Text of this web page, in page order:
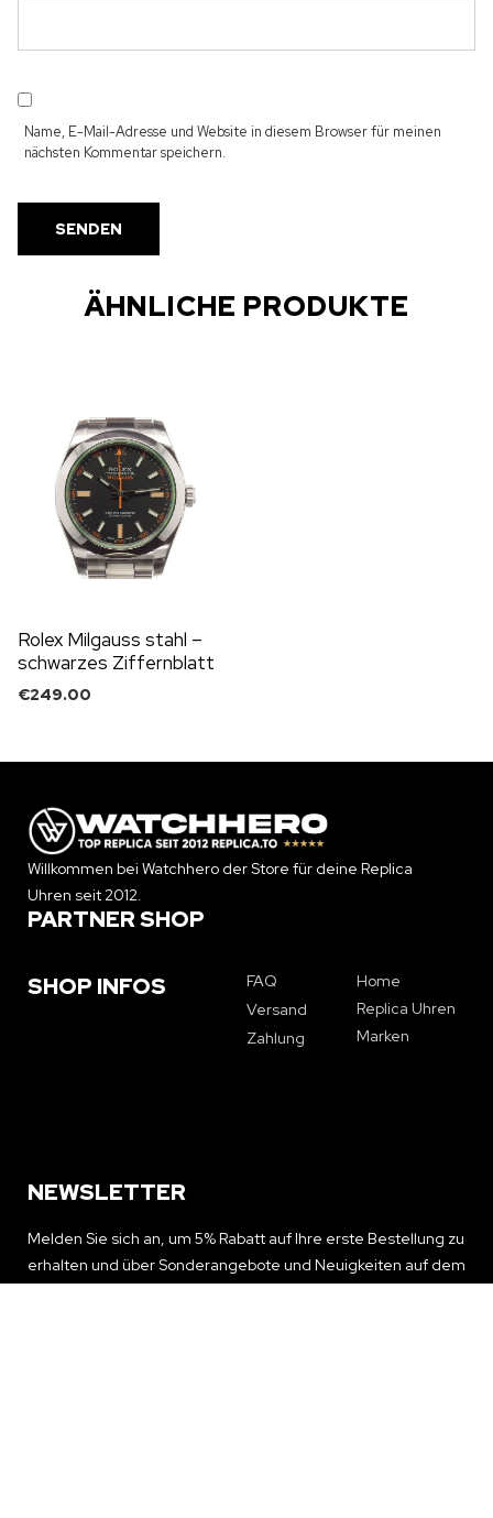
Name, E-Mail-Adresse und Website in diesem Browser für meinen
nächsten Kommentar speichern.
ÄHNLICHE PRODUKTE
Rolex Milgauss stahl –
schwarzes Ziffernblatt
€249.00
Willkommen bei Watchhero der Store für deine Replica
Uhren seit 2012.
PARTNER SHOP
SHOP INFOS
FAQ
Versand
Zahlung
Home
Replica Uhren
Marken
NEWSLETTER
Melden Sie sich an, um 5% Rabatt auf Ihre erste Bestellung zu
erhalten und über Sonderangebote und Neuigkeiten auf dem